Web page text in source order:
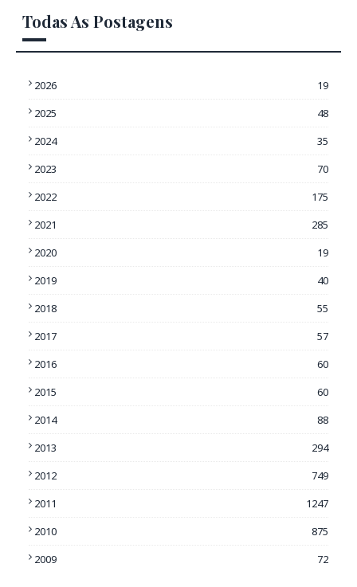
Todas As Postagens
2026
19
2025
48
2024
35
2023
70
2022
175
2021
285
2020
19
2019
40
2018
55
2017
57
2016
60
2015
60
2014
88
2013
294
2012
749
2011
1247
2010
875
2009
72